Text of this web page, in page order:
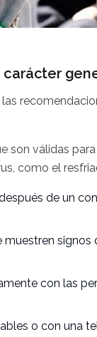
carácter
son válidas
como el
de un
muestren signos
con las
o con una